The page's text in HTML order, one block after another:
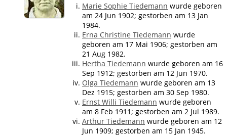
Marie Sophie Tiedemann wurde geboren
am 24 Jun 1902; gestorben am 13 Jan
1984.
Erna Christine Tiedemann wurde
geboren am 17 Mai 1906; gestorben am
21 Aug 1982.
Hertha Tiedemann wurde geboren am 16
Sep 1912; gestorben am 12 Jun 1970.
Olga Tiedemann wurde geboren am 13
Dez 1915; gestorben am 30 Sep 1980.
Ernst Willi Tiedemann wurde geboren
am 8 Feb 1911; gestorben am 2 Jul 1989.
Arthur Tiedemann wurde geboren am 12
Jun 1909; gestorben am 15 Jan 1945.